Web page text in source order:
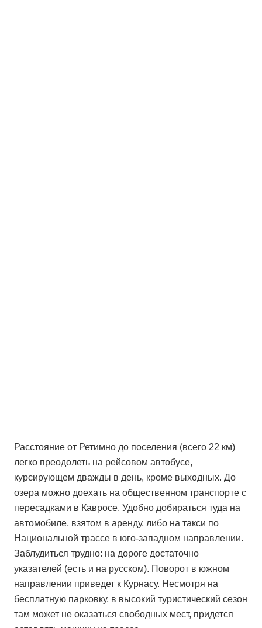
Расстояние от Ретимно до поселения (всего 22 км)
легко преодолеть на рейсовом автобусе,
курсирующем дважды в день, кроме выходных. До
озера можно доехать на общественном транспорте с
пересадками в Кавросе. Удобно добираться туда на
автомобиле, взятом в аренду, либо на такси по
Национальной трассе в юго-западном направлении.
Заблудиться трудно: на дороге достаточно
указателей (есть и на русском). Поворот в южном
направлении приведет к Курнасу. Несмотря на
бесплатную парковку, в высокий туристический сезон
там может не оказаться свободных мест, придется